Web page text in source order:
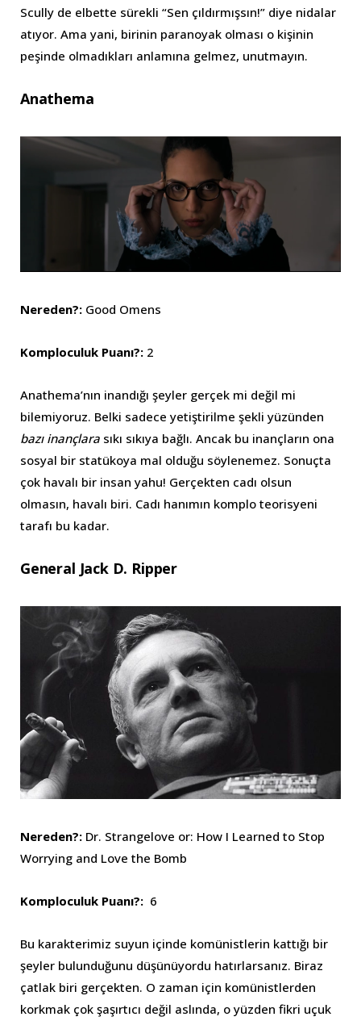
Scully de elbette sürekli “Sen çıldırmışsın!” diye nidalar
atıyor. Ama yani, birinin paranoyak olması o kişinin
peşinde olmadıkları anlamına gelmez, unutmayın.
Anathema
Nereden?: Good Omens
Komploculuk Puanı?: 2
Anathema’nın inandığı şeyler gerçek mi değil mi
bilemiyoruz. Belki sadece yetiştirilme şekli yüzünden
bazı inançlara sıkı sıkıya bağlı. Ancak bu inançların ona
sosyal bir statükoya mal olduğu söylenemez. Sonuçta
çok havalı bir insan yahu! Gerçekten cadı olsun
olmasın, havalı biri. Cadı hanımın komplo teorisyeni
tarafı bu kadar.
General Jack D. Ripper
Nereden?: Dr. Strangelove or: How I Learned to Stop
Worrying and Love the Bomb
Komploculuk Puanı?: 6
Bu karakterimiz suyun içinde komünistlerin kattığı bir
şeyler bulunduğunu düşünüyordu hatırlarsanız. Biraz
çatlak biri gerçekten. O zaman için komünistlerden
korkmak çok şaşırtıcı değil aslında, o yüzden fikri uçuk